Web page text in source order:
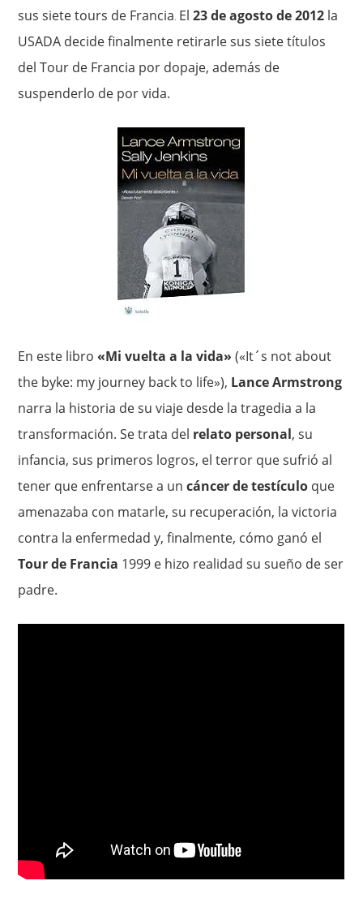
sus siete tours de Francia. El23 de agosto de 2012 la
USADA decide finalmente retirarle sus siete títulos
del Tour de Francia por dopaje, además de
suspenderlo de por vida.
En este libro«Mi vuelta a la vida» («It´s not about
the byke: my journey back to life»), Lance Armstrong
narra la historia de su viaje desde la tragedia a la
transformación. Se trata del relato personal, su
infancia, sus primeros logros, el terror que sufrió al
tener que enfrentarse a uncáncer de testículo que
amenazaba con matarle, su recuperación, la victoria
contra la enfermedad y, finalmente, cómo ganó el
Tour de Francia 1999 e hizo realidad su sueño de ser
padre.